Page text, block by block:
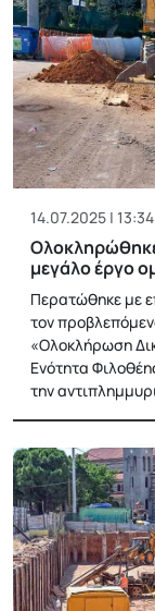
14.07.2025 | 13:34
μεγάλο έργο
Περατώθηκε με
τον
«Ολοκλήρωση
Ενότητα
την